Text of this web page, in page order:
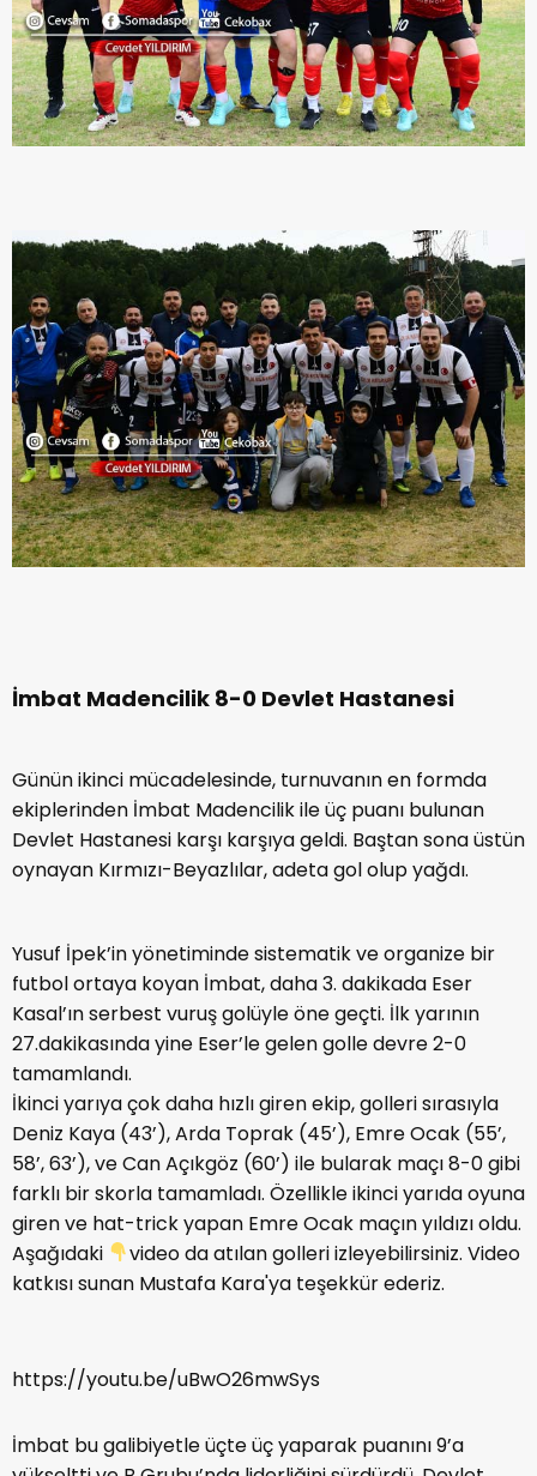
İmbat Madencilik 8-0 Devlet Hastanesi
Günün ikinci mücadelesinde, turnuvanın en formda
ekiplerinden İmbat Madencilik ile üç puanı bulunan
Devlet Hastanesi karşı karşıya geldi. Baştan sona üstün
oynayan Kırmızı-Beyazlılar, adeta gol olup yağdı.
Yusuf İpek’in yönetiminde sistematik ve organize bir
futbol ortaya koyan İmbat, daha 3. dakikada Eser
Kasal’ın serbest vuruş golüyle öne geçti. İlk yarının
27.dakikasında yine Eser’le gelen golle devre 2-0
tamamlandı.
İkinci yarıya çok daha hızlı giren ekip, golleri sırasıyla
Deniz Kaya (43’), Arda Toprak (45’), Emre Ocak (55’,
58’, 63’), ve Can Açıkgöz (60’) ile bularak maçı 8-0 gibi
farklı bir skorla tamamladı. Özellikle ikinci yarıda oyuna
giren ve hat-trick yapan Emre Ocak maçın yıldızı oldu.
Aşağıdaki
video da atılan golleri izleyebilirsiniz. Video
katkısı sunan Mustafa Kara'ya teşekkür ederiz.
https://youtu.be/uBwO26mwSys
İmbat bu galibiyetle üçte üç yaparak puanını 9’a